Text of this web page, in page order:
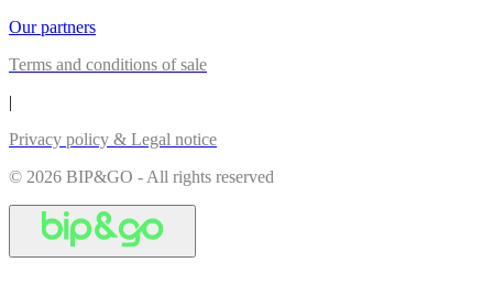
Our partners
Terms and conditions of sale
|
Privacy policy & Legal notice
© 2026 BIP&GO - All rights reserved